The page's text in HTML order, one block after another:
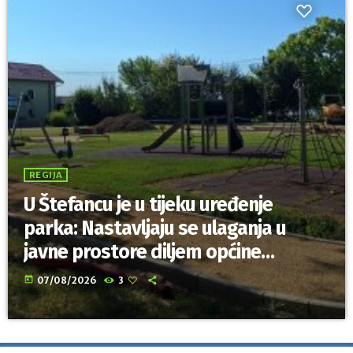
REGIJA
U Štefancu je u tijeku uređenje
parka: Nastavljaju se ulaganja u
javne prostore diljem općine
Trnovec Bartolovečki
today 07/08/2026 3